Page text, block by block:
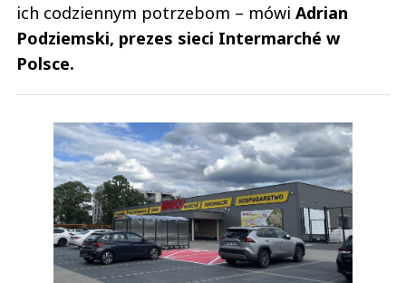
ich codziennym potrzebom – mówi Adrian
Podziemski, prezes sieci Intermarché w
Polsce.